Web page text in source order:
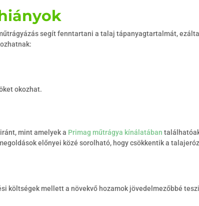
segít fenntartani a talaj tápanyagtartalmát,
okozhat.
mint amelyek a Primag műtrágya kínálatában
előnyei közé sorolható, hogy csökkentik a
költségek mellett a növekvő hozamok jövedelmezőbbé